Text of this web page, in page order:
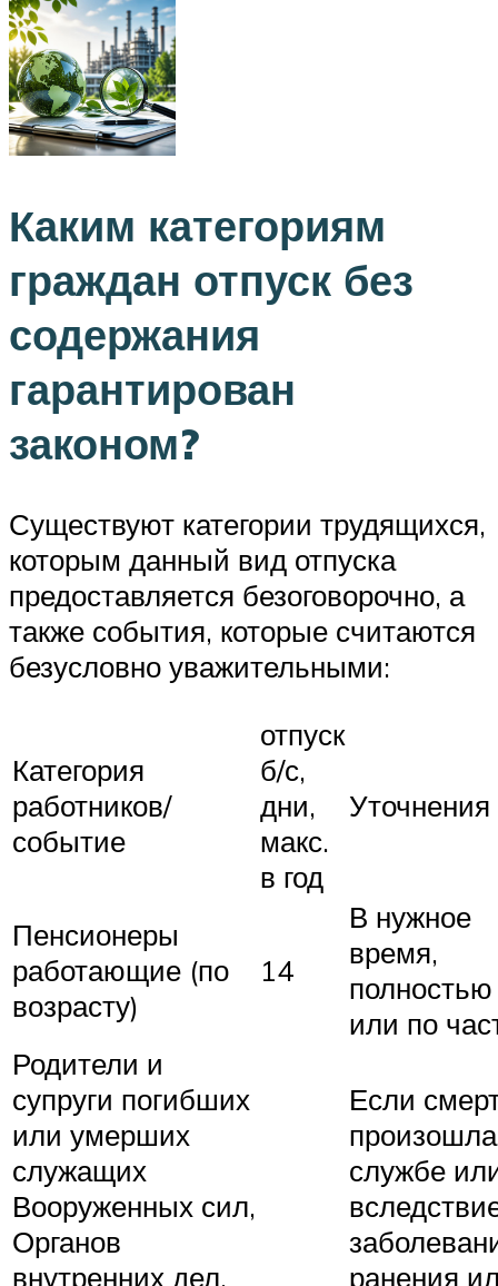
Каким категориям
граждан отпуск без
содержания
гарантирован
законом?
Существуют категории трудящихся,
которым данный вид отпуска
предоставляется безоговорочно, а
также события, которые считаются
безусловно уважительными:
Категория
работников/
событие
отпуск
б/с,
дни,
макс.
в год
Уточнения
Пенсионеры
работающие (по
возрасту)
14
В нужное
время,
полностью
или по
Родители и
супруги погибших
или умерших
служащих
Вооруженных сил,
Органов
внутренних дел,
Если
службе
ранения